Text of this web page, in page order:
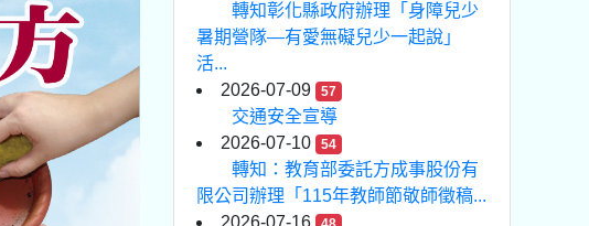
轉知彰化縣政府辦理「身障兒少
暑期營隊—有愛無礙兒少一起說」
活...
2026-07-09
57
交通安全宣導
2026-07-10
54
轉知：教育部委託方成事股份有
限公司辦理「115年教師節敬師徵稿...
2026-07-16